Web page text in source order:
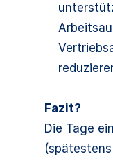
Fazit?
Die Tage